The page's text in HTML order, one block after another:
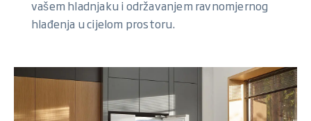
vašem hladnjaku i održavanjem ravnomjernog
hlađenja u cijelom prostoru.